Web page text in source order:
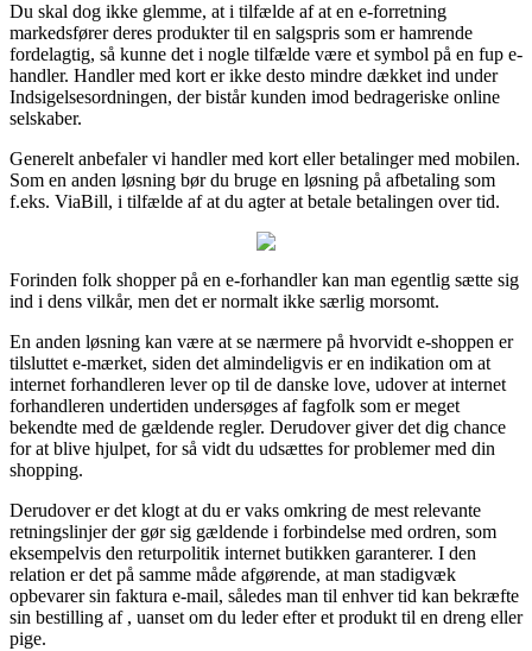
Du skal dog ikke glemme, at i tilfælde af at en e-forretning
markedsfører deres produkter til en salgspris som er hamrende
fordelagtig, så kunne det i nogle tilfælde være et symbol på en fup e-
handler. Handler med kort er ikke desto mindre dækket ind under
Indsigelsesordningen, der bistår kunden imod bedrageriske online
selskaber.
Generelt anbefaler vi handler med kort eller betalinger med mobilen.
Som en anden løsning bør du bruge en løsning på afbetaling som
f.eks. ViaBill, i tilfælde af at du agter at betale betalingen over tid.
Forinden folk shopper på en e-forhandler kan man egentlig sætte sig
ind i dens vilkår, men det er normalt ikke særlig morsomt.
En anden løsning kan være at se nærmere på hvorvidt e-shoppen er
tilsluttet e-mærket, siden det almindeligvis er en indikation om at
internet forhandleren lever op til de danske love, udover at internet
forhandleren undertiden undersøges af fagfolk som er meget
bekendte med de gældende regler. Derudover giver det dig chance
for at blive hjulpet, for så vidt du udsættes for problemer med din
shopping.
Derudover er det klogt at du er vaks omkring de mest relevante
retningslinjer der gør sig gældende i forbindelse med ordren, som
eksempelvis den returpolitik internet butikken garanterer. I den
relation er det på samme måde afgørende, at man stadigvæk
opbevarer sin faktura e-mail, således man til enhver tid kan bekræfte
sin bestilling af , uanset om du leder efter et produkt til en dreng eller
pige.